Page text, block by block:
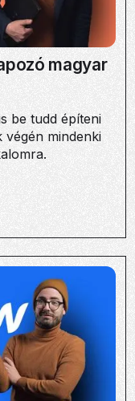
magyar
be tudd építeni
végén mindenki